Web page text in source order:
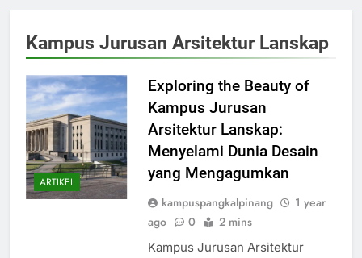
Kampus Jurusan Arsitektur Lanskap
ARTIKEL
Exploring the Beauty of
Kampus Jurusan
Arsitektur Lanskap:
Menyelami Dunia Desain
yang Mengagumkan
kampuspangkalpinang
1 year
ago
0 2 mins
Kampus Jurusan Arsitektur